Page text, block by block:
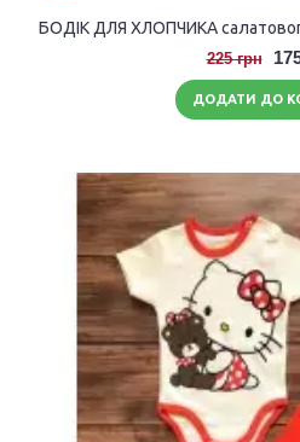
225 грн
ДОДАТИ ДО